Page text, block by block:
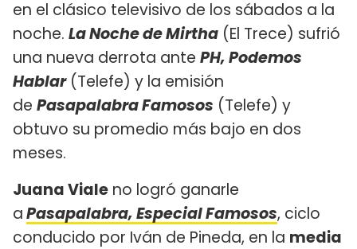
en el clásico televisivo de los sábados a la
noche. La Noche de Mirtha (El Trece) sufrió
una nueva derrota ante PH, Podemos
Hablar(Telefe) y la emisión
de Pasapalabra Famosos (Telefe) y
obtuvo su promedio más bajo en dos
meses.
Juana Viale no logró ganarle
aPasapalabra, Especial Famosos, ciclo
conducido por Iván de Pineda, en la media